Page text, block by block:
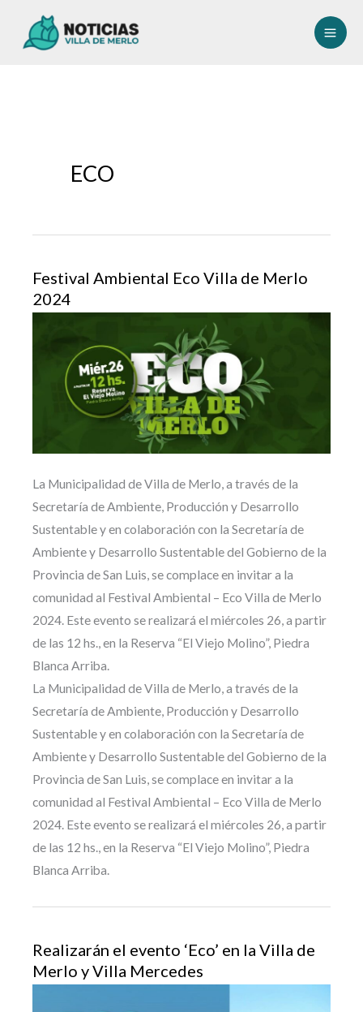
ECO
Festival Ambiental Eco Villa de Merlo
2024
La Municipalidad de Villa de Merlo, a través de la
Secretaría de Ambiente, Producción y Desarrollo
Sustentable y en colaboración con la Secretaría de
Ambiente y Desarrollo Sustentable del Gobierno de la
Provincia de San Luis, se complace en invitar a la
comunidad al Festival Ambiental – Eco Villa de Merlo
2024. Este evento se realizará el miércoles 26, a partir
de las 12 hs., en la Reserva “El Viejo Molino”, Piedra
Blanca Arriba.
La Municipalidad de Villa de Merlo, a través de la
Secretaría de Ambiente, Producción y Desarrollo
Sustentable y en colaboración con la Secretaría de
Ambiente y Desarrollo Sustentable del Gobierno de la
Provincia de San Luis, se complace en invitar a la
comunidad al Festival Ambiental – Eco Villa de Merlo
2024. Este evento se realizará el miércoles 26, a partir
de las 12 hs., en la Reserva “El Viejo Molino”, Piedra
Blanca Arriba.
Realizarán el evento ‘Eco’ en la Villa de
Merlo y Villa Mercedes